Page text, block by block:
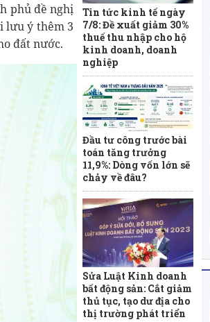
phủ đề nghị
lưu ý thêm 3
đất nước.
Tin tức kinh tế ngày
7/8: Đề xuất giảm 30%
thuế thu nhập cho hộ
kinh doanh, doanh
nghiệp
Đầu tư công trước bài
toán tăng trưởng
11,9%: Dòng vốn lớn sẽ
chảy về đâu?
Sửa Luật Kinh doanh
bất động sản: Cắt giảm
thủ tục, tạo dư địa cho
thị trường phát triển